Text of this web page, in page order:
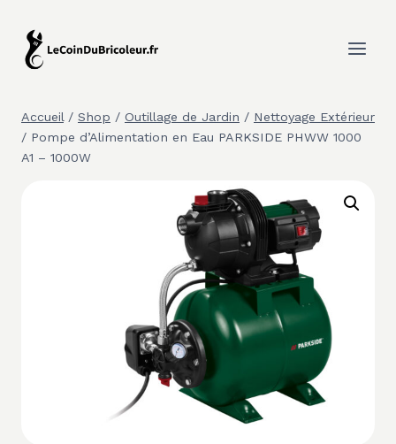
contenu
Accueil / Shop / Outillage de Jardin / Nettoyage Extérieur
/ Pompe d’Alimentation en Eau PARKSIDE PHWW 1000
A1 – 1000W